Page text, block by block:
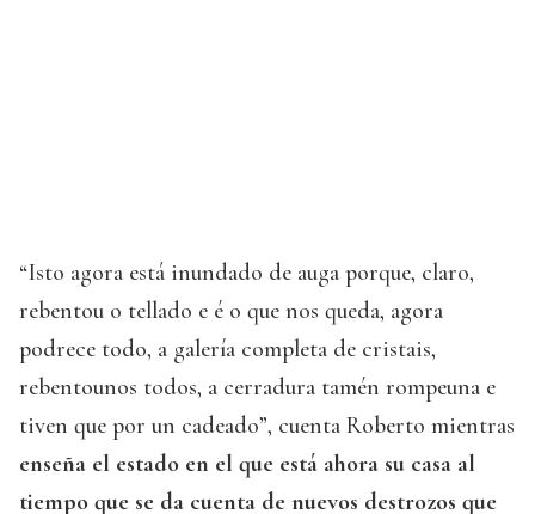
“Isto agora está inundado de auga porque, claro,
rebentou o tellado e é o que nos queda, agora
podrece todo, a galería completa de cristais,
rebentounos todos, a cerradura tamén rompeuna e
tiven que por un cadeado”, cuenta Roberto mientras
enseña el estado en el que está ahora su casa al
tiempo que se da cuenta de nuevos destrozos que